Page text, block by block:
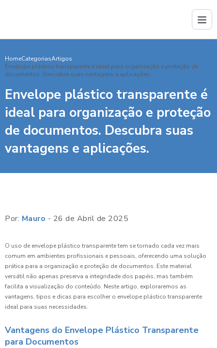
HomeCategoriasArtigos
Envelope plástico transparente é ideal para organização e proteção de
documentos. Descubra suas vantagens e aplicações.
Envelope plástico transparente é
ideal para organização e proteção
de documentos. Descubra suas
vantagens e aplicações.
Por: Mauro - 26 de Abril de 2025
O uso de envelope plástico transparente tem se tornado cada vez mais
comum em ambientes profissionais e pessoais, oferecendo uma solução
prática para a organização e proteção de documentos. Este material
versátil não apenas preserva a integridade dos papéis, mas também
facilita a visualização do conteúdo. Neste artigo, exploraremos as
vantagens, tipos e dicas para escolher o envelope plástico transparente
ideal para suas necessidades.
Vantagens do Envelope Plástico Transparente
para Documentos